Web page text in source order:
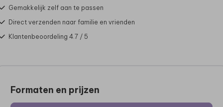
Gemakkelijk zelf aan te passen
Direct verzenden naar familie en vrienden
Klantenbeoordeling 4.7 / 5
Formaten en prijzen